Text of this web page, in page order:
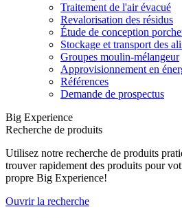
Traitement de l'air évacué
Revalorisation des résidus
Étude de conception
Stockage et transport des
Groupes moulin-mélangeur
Approvisionnement en
Références
Demande de prospectus
Big Experience
Recherche de produits
Utilisez notre recherche de produits
trouver rapidement des produits pour
propre Big Experience!
Ouvrir la recherche